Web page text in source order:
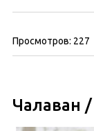
Просмотров: 227
Чалаван